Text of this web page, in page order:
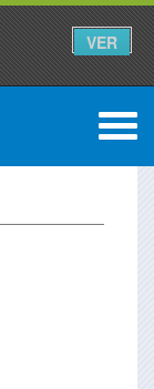
VER
0